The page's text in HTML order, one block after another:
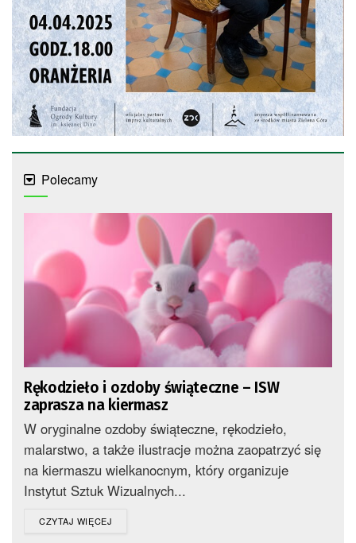
Polecamy
Rękodzieło i ozdoby świąteczne – ISW
zaprasza na kiermasz
W oryginalne ozdoby świąteczne, rękodzieło,
malarstwo, a także ilustracje można zaopatrzyć się
na kiermaszu wielkanocnym, który organizuje
Instytut Sztuk Wizualnych...
CZYTAJ WIĘCEJ